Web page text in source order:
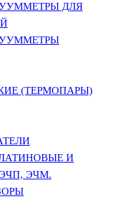
ДЛЯ
(ТЕРМОПАРЫ)
И
ЭЧМ.